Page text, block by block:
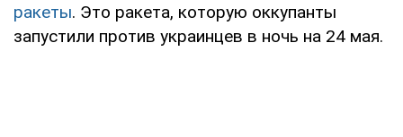
ракеты. Это ракета, которую оккупанты
запустили против украинцев в ночь на 24 мая.